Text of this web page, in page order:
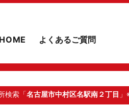
HOME よくあるご質問
検索「名古屋市中村区名駅南２丁目